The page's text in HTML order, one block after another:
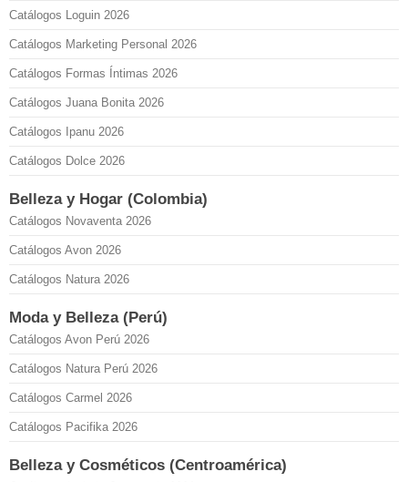
Catálogos Loguin 2026
Catálogos Marketing Personal 2026
Catálogos Formas Íntimas 2026
Catálogos Juana Bonita 2026
Catálogos Ipanu 2026
Catálogos Dolce 2026
Belleza y Hogar (Colombia)
Catálogos Novaventa 2026
Catálogos Avon 2026
Catálogos Natura 2026
Moda y Belleza (Perú)
Catálogos Avon Perú 2026
Catálogos Natura Perú 2026
Catálogos Carmel 2026
Catálogos Pacifika 2026
Belleza y Cosméticos (Centroamérica)